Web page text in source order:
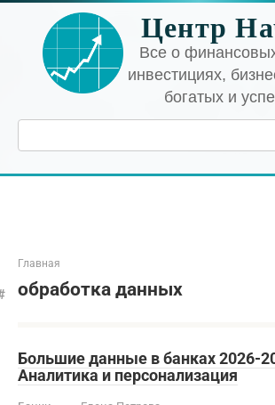
Перейти
контенту
Центр
Все о
инвестициях,
богатых и
Поиск:
Главная
обработка данных
Большие данные в банках 2026-
Аналитика и персонализация